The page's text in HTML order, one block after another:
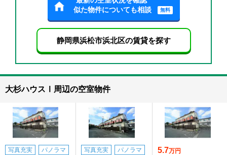
似た物件についても相談
無料
静岡県浜松市浜北区の賃貸を探す
大杉ハウスⅠ周辺の空室物件
写真充実 パノラマ 写真充実 パノラマ 5.7万円